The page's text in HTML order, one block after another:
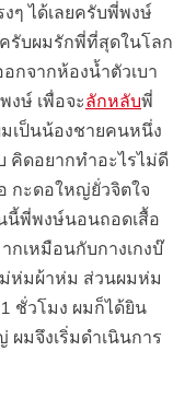
ๆ ได้เลยครับพี่พงษ์
รับผมรักพี่ที่สุดในโลก
กจากห้องน้ำตัวเบา
งษ์ เพื่อจะลักหลับพี่
เป็นน้องชายคนหนึ่ง
คิดอยากทำอะไรไม่ดี
กะดอใหญ่ยั่วจิตใจ
นี้พี่พงษ์นอนถอดเสื้อ
กเหมือนกับกางเกงบ๊
ห่มผ้าห่ม ส่วนผมห่ม
ชั่วโมง ผมก็ได้ยิน
มจึงเริ่มดำเนินการ